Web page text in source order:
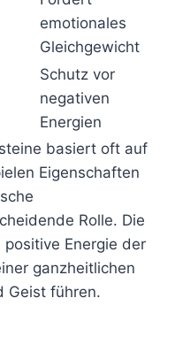
emotionales
Gleichgewicht
Schutz vor
negativen
Energien
basiert oft auf
Eigenschaften
Rolle. Die
Energie der
ganzheitlichen
Geist führen.